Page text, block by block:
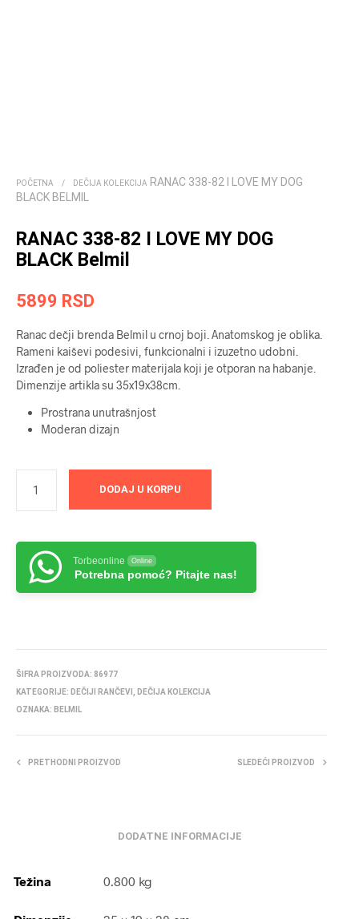
POČETNA / DEČIJA KOLEKCIJA RANAC 338-82 I LOVE MY DOG
BLACK BELMIL
RANAC 338-82 I LOVE MY DOG
BLACK Belmil
5899 RSD
Ranac dečji brenda Belmil u crnoj boji. Anatomskog je oblika.
Rameni kaiševi podesivi, funkcionalni i izuzetno udobni.
Izrađen je od poliester materijala koji je otporan na habanje.
Dimenzije artikla su 35x19x38cm.
Prostrana unutrašnjost
Moderan dizajn
DODAJ U KORPU
Torbeonline Online
Potrebna pomoć? Pitajte nas!
ŠIFRA PROIZVODA: 86977
KATEGORIJE: DEČIJI RANČEVI
DEČIJA KOLEKCIJA
OZNAKA: BELMIL
PRETHODNI PROIZVOD SLEDEĆI PROIZVOD
DODATNE INFORMACIJE
Težina 0.800 kg